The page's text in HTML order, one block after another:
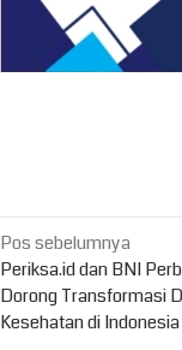
Navigasi
pos
Pos sebelumnya
Periksa.id dan BNI
Dorong Transformasi
Kesehatan di Indonesia